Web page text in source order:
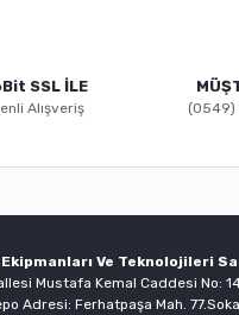
SSL İLE
Alışveriş
Ekipmanları Ve Teknolojileri
Mustafa Kemal Caddesi No:
Adresi: Ferhatpaşa Mah.